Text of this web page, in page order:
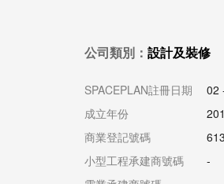
公司類別： 設計及裝修
SPACEPLAN註冊日期
02
成立年份
商業登記號碼
小型工程承建商號碼
-